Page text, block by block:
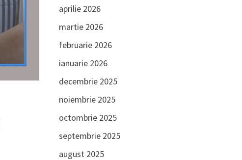
aprilie 2026
martie 2026
februarie 2026
ianuarie 2026
decembrie 2025
noiembrie 2025
octombrie 2025
septembrie 2025
august 2025